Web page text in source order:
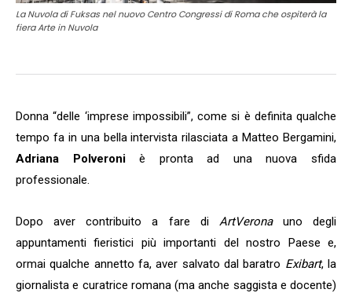
La Nuvola di Fuksas nel nuovo Centro Congressi di Roma che ospiterà la
fiera Arte in Nuvola
Donna “delle ‘imprese impossibili”, come si è definita qualche
tempo fa in una bella intervista rilasciata a Matteo Bergamini,
Adriana Polveroniè pronta ad una nuova sfida
professionale.
Dopo aver contribuito a fare di ArtVeronauno degli
appuntamenti fieristici più importanti del nostro Paese e,
ormai qualche annetto fa, aver salvato dal baratro Exibart, la
giornalista e curatrice romana (ma anche saggista e docente)